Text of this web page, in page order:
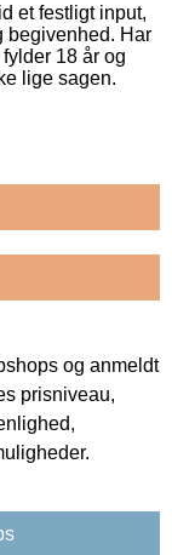
et festligt input,
begivenhed. Har
18 år og
lige sagen.
og anmeldt
prisniveau,